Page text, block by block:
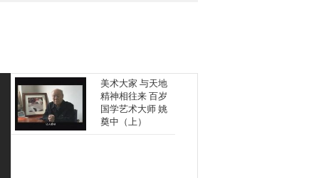
美术大家 与天地
精神相往来 百岁
国学艺术大师 姚
奠中（上）